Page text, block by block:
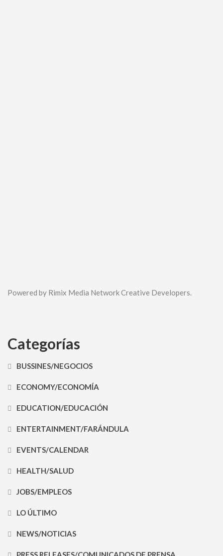
Powered by Rimix Media Network Creative Developers.
Categorías
BUSSINES/NEGOCIOS
ECONOMY/ECONOMÍA
EDUCATION/EDUCACIÓN
ENTERTAINMENT/FARÁNDULA
EVENTS/CALENDAR
HEALTH/SALUD
JOBS/EMPLEOS
LO ÚLTIMO
NEWS/NOTICIAS